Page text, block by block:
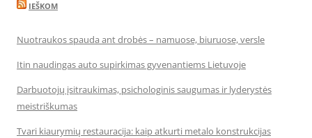
IEŠKOM
Nuotraukos spauda ant drobės – namuose, biuruose, versle
Itin naudingas auto supirkimas gyvenantiems Lietuvoje
Darbuotojų įsitraukimas, psichologinis saugumas ir lyderystės
meistriškumas
Tvari kiaurymių restauracija: kaip atkurti metalo konstrukcijas